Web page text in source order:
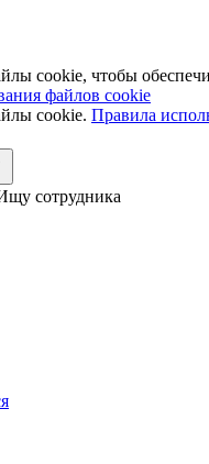
cookie, чтобы
файлов cookie
cookie. Правила
сотрудника